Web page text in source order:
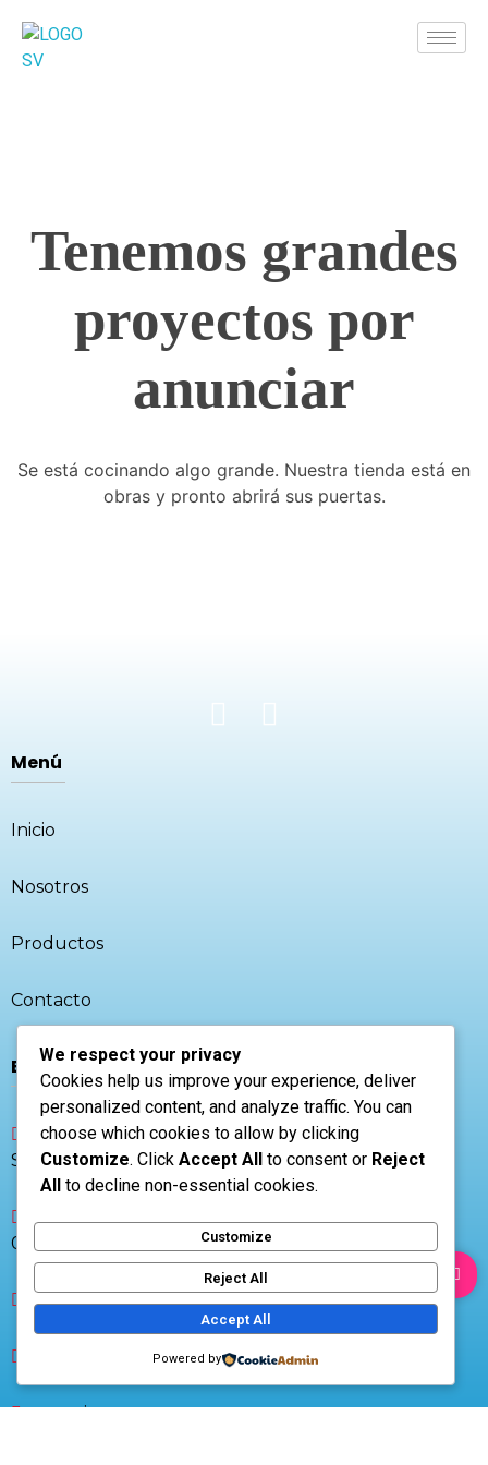
Tenemos grandes
proyectos por
anunciar
Se está cocinando algo grande. Nuestra tienda está en
obras y pronto abrirá sus puertas.
Menú
Inicio
Nosotros
Productos
Contacto
El Salvador 🇸🇻
CP 1101, Av. Las Amapolas casa 1, San
Salvador, El Salvador
Lunes a Viernes
07:00AM - 05:00PM
+503 7853-9270
+503 2520 6310
www.airtecsv.com
We respect your privacy
Cookies help us improve your experience, deliver
personalized content, and analyze traffic. You can
choose which cookies to allow by clicking
Customize. Click Accept All to consent or Reject
All to decline non-essential cookies.
Customize
Reject All
Accept All
Powered by